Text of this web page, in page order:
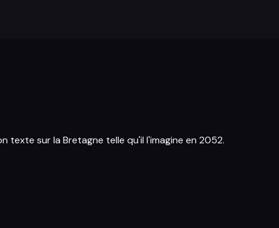
texte sur la Bretagne telle qu'il l'imagine en 2052.